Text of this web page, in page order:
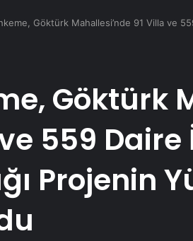
Göktürk Mahallesi’nde 91 Villa ve
Göktürk
559 Daire
Projenin